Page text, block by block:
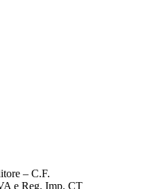
– C.F.
e Reg. Imp. CT